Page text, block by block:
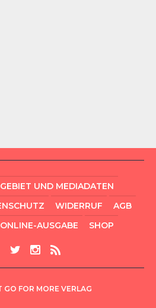
UND MEDIADATEN
WIDERRUF
AGB
ONLINE-AUSGABE SHOP
GO FOR MORE VERLAG